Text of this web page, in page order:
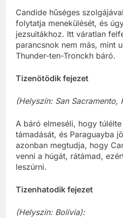
Candide hűséges
folytatja menekülését, és
jezsuitákhoz. Itt váratlan
parancsnok nem más, mint
Thunder-ten-Tronckh báró.
Tizenötödik fejezet
(Helyszín: San Sacramento,
A báró elmeséli, hogy
támadását, és Paraguayba
azonban megtudja, hogy
venni a húgát, rátámad,
leszúrni.
Tizenhatodik fejezet
(Helyszín: Bolívia):